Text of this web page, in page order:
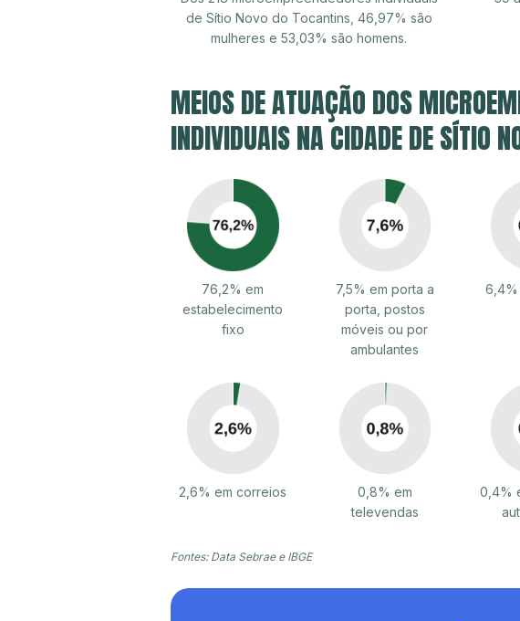
de Sítio Novo do Tocantins, 46,97% são
mulheres e 53,03% são homens.
MEIOS DE ATUAÇÃO DOS
INDIVIDUAIS NA CIDADE DE SÍTIO
76,2% em
estabelecimento
fixo
7,5% em porta a
porta, postos
móveis ou por
ambulantes
6,4%
2,6% em correios
0,8% em
televendas
0,4%
Fontes: Data Sebrae e IBGE